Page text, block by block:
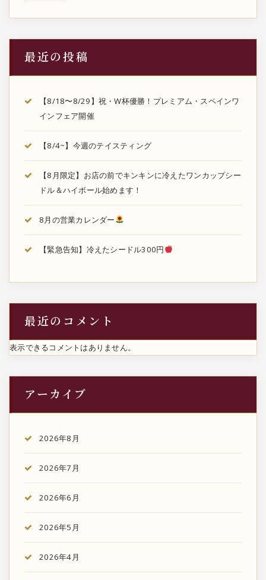
最近の投稿
【8/18〜8/29】祝・W杯優勝！プレミアム・スペインワ
インフェア開催
【8/4~】今週のテイスティング
【8月限定】お店の前でキンキンに冷えたワンカップシー
ドル＆ハイボール始めます！
8月の営業カレンダー
【緊急告知】冷えたシードル300円
最近のコメント
表示できるコメントはありません。
アーカイブ
2026年8月
2026年7月
2026年6月
2026年5月
2026年4月